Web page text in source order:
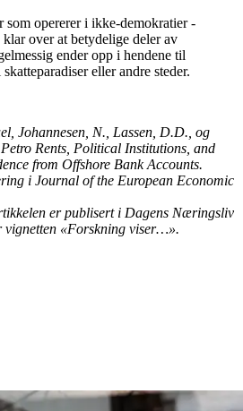
som opererer i ikke-demokratier -
over at betydelige deler av
ender opp i hendene til
eller andre steder.
Johannesen, N., Lassen, D.D., og
Petro Rents, Political Institutions, and
from Offshore Bank Accounts.
i Journal of the European Economic
er publisert i Dagens Næringsliv
vignetten «Forskning viser…».